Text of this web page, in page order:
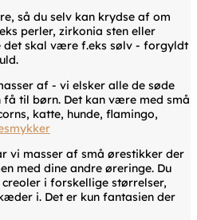
så du selv kan krydse af om
perler, zirkonia sten eller
det skal være f.eks sølv - forgyldt
af - vi elsker alle de søde
til børn. Det kan være med små
katte, hunde, flamingo,
vi masser af små ørestikker der
med dine andre øreringe. Du
i forskellige størrelser,
i. Det er kun fantasien der